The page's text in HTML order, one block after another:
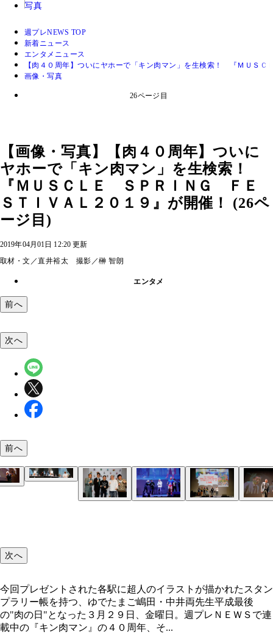
写真
週プレNEWS TOP
新着ニュース
エンタメニュース
【肉４０周年】ついにヤホーで「キン肉マン」を生検索！ 『ＭＵＳ
画像・写真
26ページ目
【画像・写真】【肉４０周年】ついに
ヤホーで「キン肉マン」を生検索！
『ＭＵＳＣＬＥ ＳＰＲＩＮＧ ＦＥ
ＳＴＩＶＡＬ２０１９』が開催！ (26ペ
ージ目)
2019年04月01日 12:20 更新
取材・文／直井裕太 撮影／榊 智朗
エンタメ
前へ
次へ
前へ
次へ
今回プレゼントされた各駅に超人のイラストが描かれたスタン
プラリー帳を持つ、ゆでたまご嶋田・中井両先生平成最後
の"肉の日"となった３月２９日、金曜日。週プレＮＥＷＳで連
載中の『キン肉マン』の４０周年、そ...